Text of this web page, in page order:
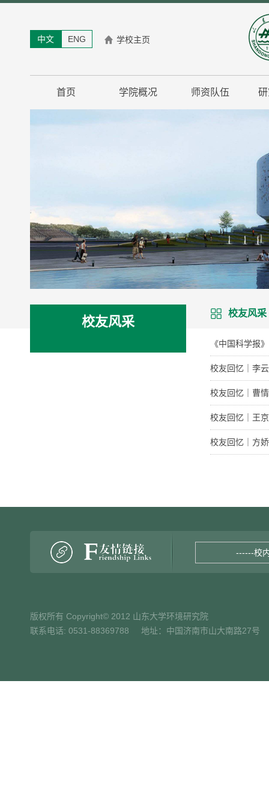
中文 ENG 学校主页
首页 学院概况 师资队伍
校友风采
校友风采
《中国科学报
校友回忆｜李
校友回忆｜曹
校友回忆｜王
校友回忆｜方
------校
版权所有 Copyright© 2012 山东大学环境研究院
联系电话: 0531-88369788 地址：中国济南市山大南路27号